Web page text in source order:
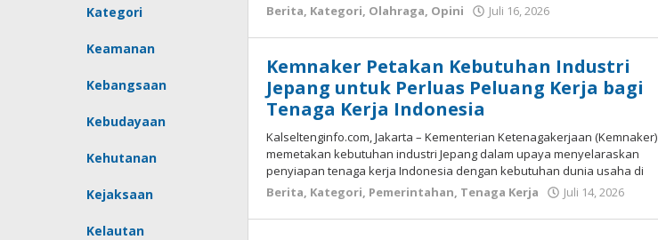
Kategori
Keamanan
Kebangsaan
Kebudayaan
Kehutanan
Kejaksaan
Kelautan
Berita, Kategori, Olahraga, Opini Juli 16, 2026
Kemnaker Petakan Kebutuhan Industri
Jepang untuk Perluas Peluang Kerja bagi
Tenaga Kerja Indonesia
Kalseltenginfo.com, Jakarta – Kementerian Ketenagakerjaan (Kemnaker)
memetakan kebutuhan industri Jepang dalam upaya menyelaraskan
penyiapan tenaga kerja Indonesia dengan kebutuhan dunia usaha di
Berita, Kategori, Pemerintahan, Tenaga Kerja Juli 14, 2026